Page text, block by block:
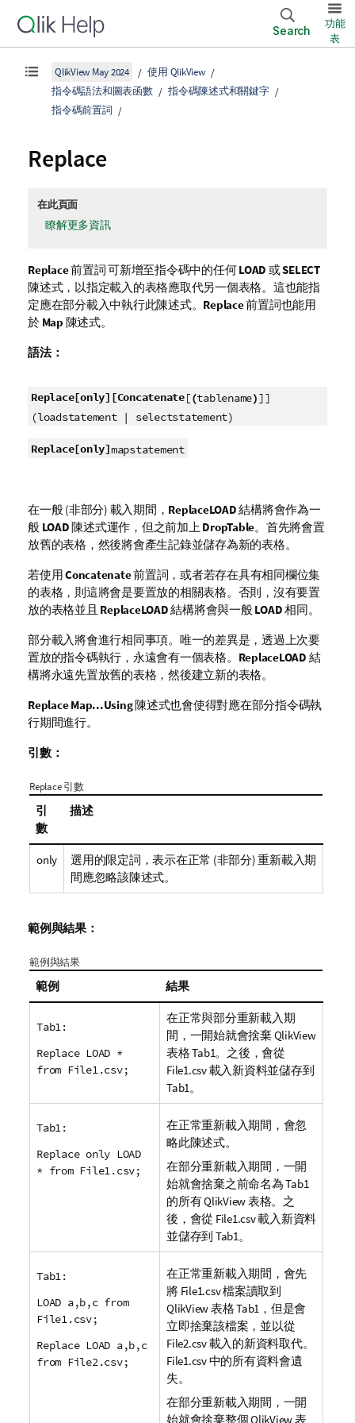
Search
功能
表
QlikView May 2024
使用 QlikView
指令碼語法和圖表函數
指令碼陳述式和關鍵字
指令碼前置詞
Replace
在此頁面
瞭解更多資訊
Replace前置詞 可新增至指令碼中的任何LOAD 或SELECT
陳述式，以指定載入的表格應取代另一個表格。這也能指
定應在部分載入中執行此陳述式。 Replace前置詞也能用
於 Map 陳述式。
語法：
Replace[only] [Concatenate[(tablename)]]
(loadstatement | selectstatement)
Replace[only]mapstatement
在一般 (非部分) 載入期間， ReplaceLOAD結構將會作為一
般 LOAD陳述式運作，但之前加上DropTable。首先將會置
放舊的表格，然後將會產生記錄並儲存為新的表格。
若使用Concatenate前置詞，或者若存在具有相同欄位集
的表格，則這將會是要置放的相關表格。否則，沒有要置
放的表格並且 ReplaceLOAD結構將會與一般LOAD相同。
部分載入將會進行相同事項。唯一的差異是，透過上次要
置放的指令碼執行，永遠會有一個表格。 ReplaceLOAD 結
構將永遠先置放舊的表格，然後建立新的表格。
Replace Map...Using陳述式也會使得對應在部分指令碼執
行期間進行。
引數：
Replace 引數
引
數
描述
only
選用的限定詞，表示在正常 (非部分) 重新載入期
間應忽略該陳述式。
範例與結果：
範例與結果
範例 結果
Tab1:
Replace LOAD *
from File1.csv;
在正常與部分重新載入期
間，一開始就會捨棄QlikView
表格Tab1。之後，會從
File1.csv載入新資料並儲存到
Tab1。
Tab1:
Replace only LOAD
* from File1.csv;
在正常重新載入期間，會忽
略此陳述式。
在部分重新載入期間，一開
始就會捨棄之前命名為Tab1
的所有QlikView表格。之
後，會從 File1.csv載入新資料
並儲存到 Tab1。
Tab1:
LOAD a,b,c from
File1.csv;
Replace LOAD a,b,c
from File2.csv;
在正常重新載入期間，會先
將 File1.csv檔案讀取到
QlikView表格Tab1 ，但是會
立即捨棄該檔案，並以從
File2.csv載入的新資料取代。
File1.csv中的所有資料會遺
失。
在部分重新載入期間，一開
始就會捨棄整個QlikView表